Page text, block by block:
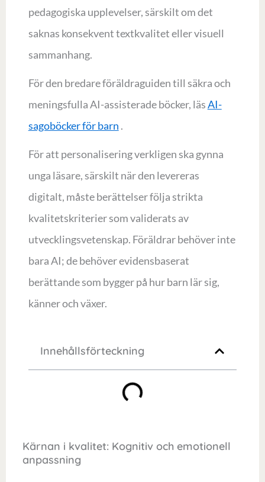
pedagogiska upplevelser, särskilt om det
saknas konsekvent textkvalitet eller visuell
sammanhang.
För den bredare föräldraguiden till säkra och
meningsfulla AI-assisterade böcker, läsAI-
sagoböcker för barn .
För att personalisering verkligen ska gynna
unga läsare, särskilt när den levereras
digitalt, måste berättelser följa strikta
kvalitetskriterier som validerats av
utvecklingsvetenskap. Föräldrar behöver inte
bara AI; de behöver evidensbaserat
berättande som bygger på hur barn lär sig,
känner och växer.
Innehållsförteckning
Kärnan i kvalitet: Kognitiv och emotionell
anpassning